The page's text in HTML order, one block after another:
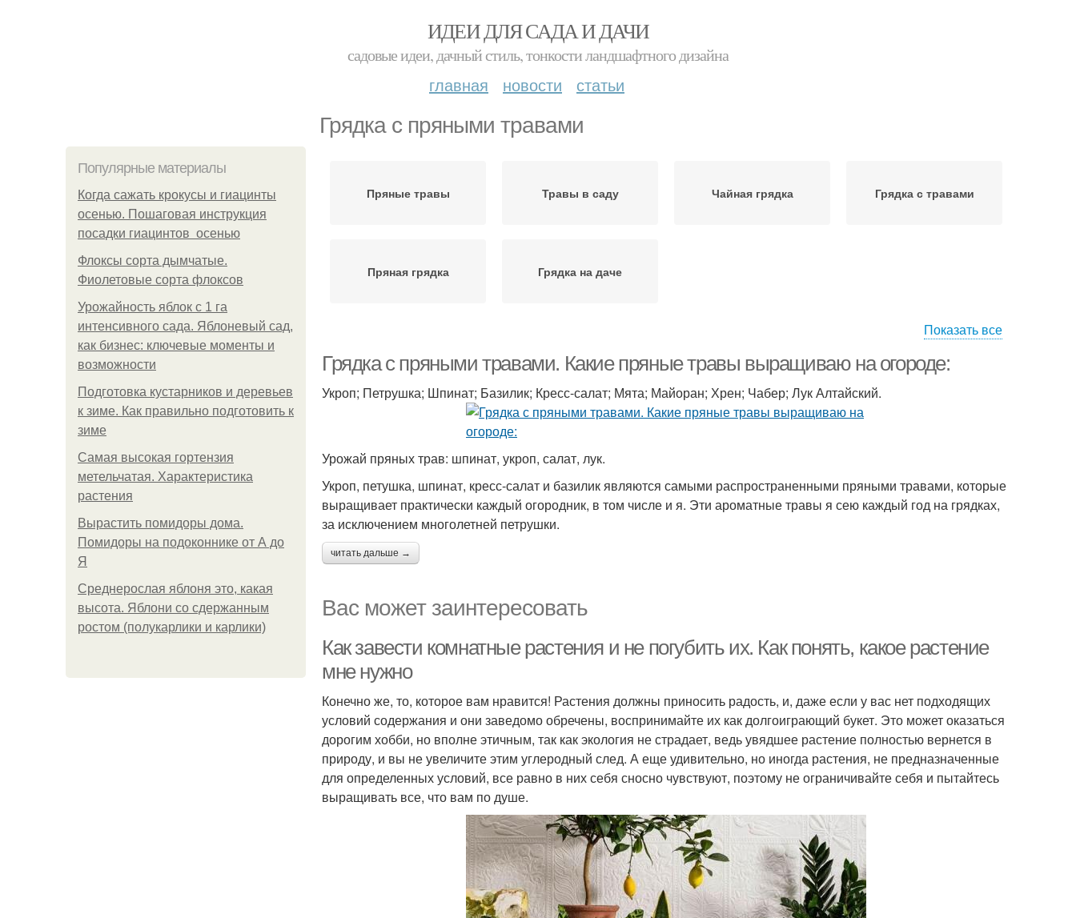
ИДЕИ ДЛЯ САДА И ДАЧИ
садовые идеи, дачный стиль, тонкости ландшафтного дизайна
главная новости статьи
Грядка с пряными травами
Популярные материалы
Когда сажать крокусы и гиацинты
осенью. Пошаговая инструкция
посадки гиацинтов осенью
Флоксы сорта дымчатые.
Фиолетовые сорта флоксов
Урожайность яблок с 1 га
интенсивного сада. Яблоневый сад,
как бизнес: ключевые моменты и
возможности
Подготовка кустарников и деревьев
к зиме. Как правильно подготовить к
зиме
Самая высокая гортензия
метельчатая. Характеристика
растения
Вырастить помидоры дома.
Помидоры на подоконнике от А до
Я
Среднерослая яблоня это, какая
высота. Яблони со сдержанным
ростом (полукарлики и карлики)
Пряные травы Травы в саду Чайная грядка Грядка с травами
Пряная грядка Грядка на даче
Показать все
Грядка с пряными травами. Какие пряные травы выращиваю на огороде:
Укроп; Петрушка; Шпинат; Базилик; Кресс-салат; Мята; Майоран; Хрен; Чабер; Лук Алтайский.
Урожай пряных трав: шпинат, укроп, салат, лук.
Укроп, петушка, шпинат, кресс-салат и базилик являются самыми распространенными пряными травами, которые
выращивает практически каждый огородник, в том числе и я. Эти ароматные травы я сею каждый год на грядках,
за исключением многолетней петрушки.
читать дальше →
Вас может заинтересовать
Как завести комнатные растения и не погубить их. Как понять, какое растение
мне нужно
Конечно же, то, которое вам нравится! Растения должны приносить радость, и, даже если у вас нет подходящих
условий содержания и они заведомо обречены, воспринимайте их как долгоиграющий букет. Это может оказаться
дорогим хобби, но вполне этичным, так как экология не страдает, ведь увядшее растение полностью вернется в
природу, и вы не увеличите этим углеродный след. А еще удивительно, но иногда растения, не предназначенные
для определенных условий, все равно в них себя сносно чувствуют, поэтому не ограничивайте себя и пытайтесь
выращивать все, что вам по душе.